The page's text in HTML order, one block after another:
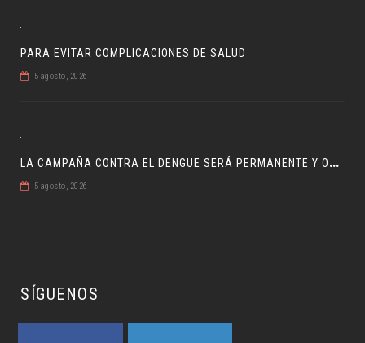
PARA EVITAR COMPLICACIONES DE SALUD
5 agosto, 2026
L
A CAMPAÑA CONTRA EL DENGUE SERÁ PERMANENTE Y ORDENADA
5 agosto, 2026
SÍGUENOS